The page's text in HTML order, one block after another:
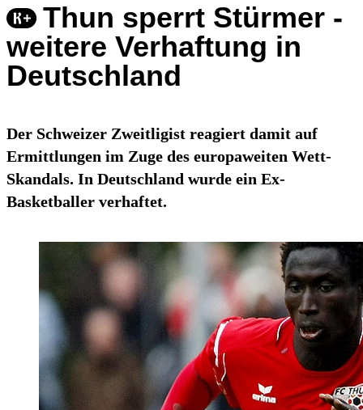
Thun sperrt Stürmer -
weitere Verhaftung in
Deutschland
Der Schweizer Zweitligist reagiert damit auf
Ermittlungen im Zuge des europaweiten Wett-
Skandals. In Deutschland wurde ein Ex-
Basketballer verhaftet.